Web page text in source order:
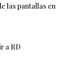
las pantallas en
a RD